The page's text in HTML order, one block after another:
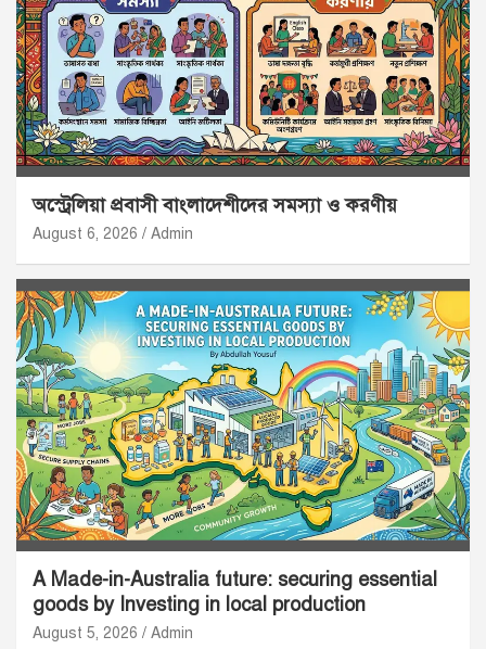
অস্ট্রেলিয়া প্রবাসী বাংলাদেশীদের সমস্যা ও করণীয়
August 6, 2026 Admin
A Made-in-Australia future: securing essential
goods by Investing in local production
August 5, 2026 Admin